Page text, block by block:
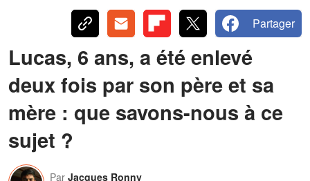
Partager
Lucas, 6 ans, a été enlevé
deux fois par son père et sa
mère : que savons-nous à ce
sujet ?
Par Jacques Ronny